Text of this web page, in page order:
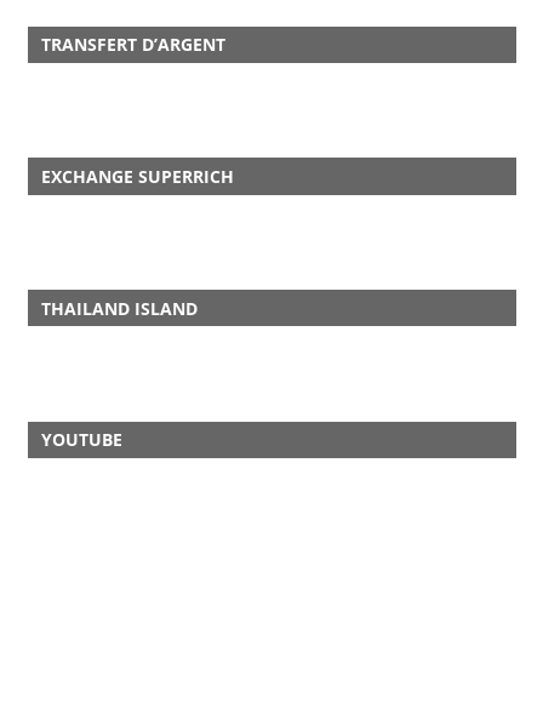
TRANSFERT D’ARGENT
EXCHANGE SUPERRICH
THAILAND ISLAND
YOUTUBE